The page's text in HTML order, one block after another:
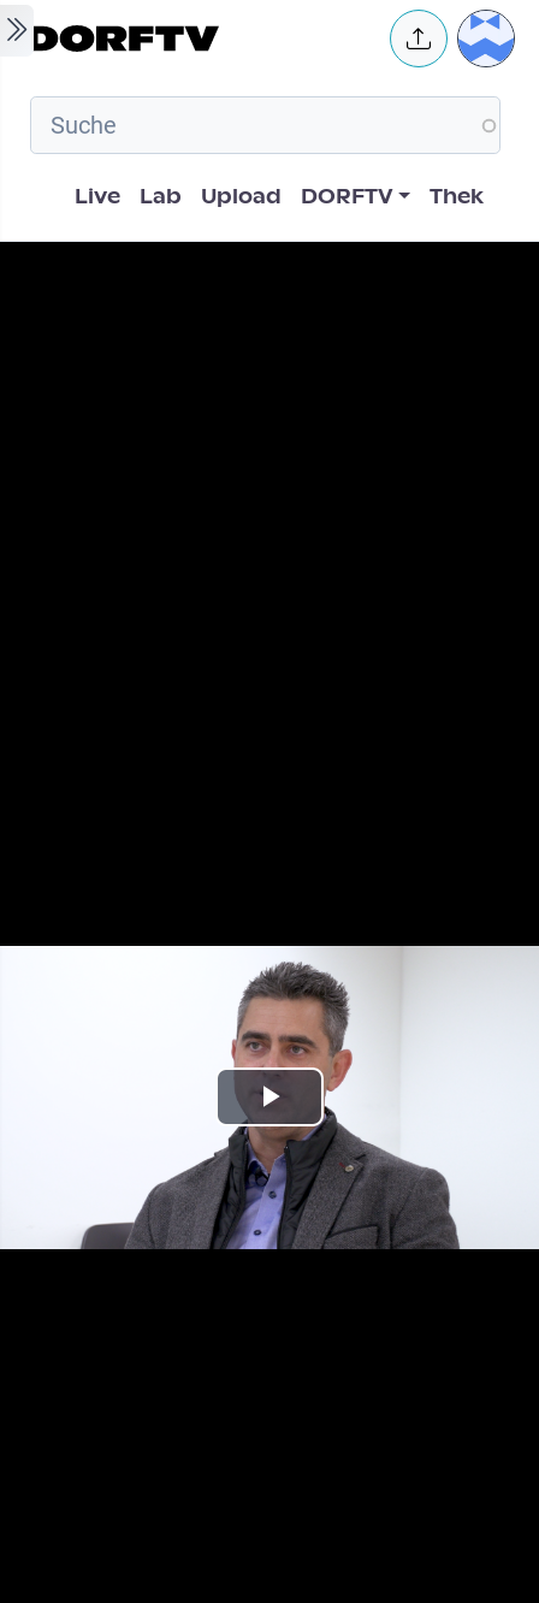
Skip to main content User
Hauptnavigation
Live Lab Upload DORFTV Thek
Play
Video